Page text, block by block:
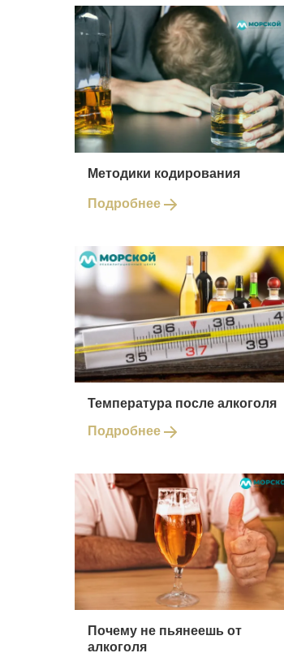
Методики кодирования
Подробнее
Температура после алкоголя
Подробнее
Почему не пьянеешь от
алкоголя